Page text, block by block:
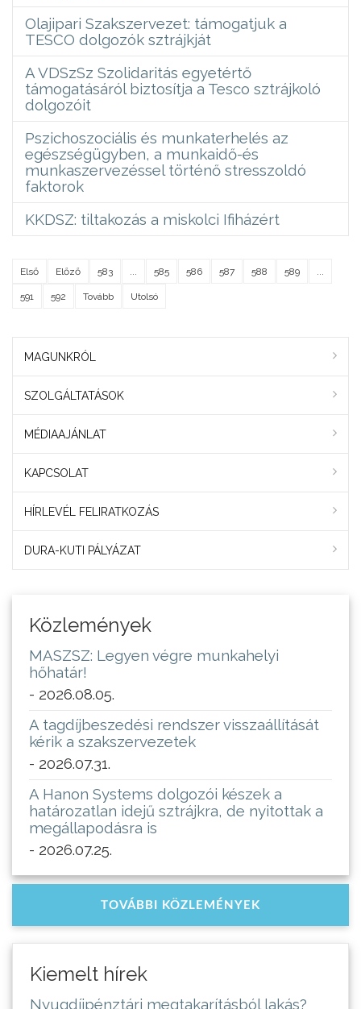
Olajipari Szakszervezet: támogatjuk a
TESCO dolgozók sztrájkját
A VDSzSz Szolidaritás egyetértő
támogatásáról biztosítja a Tesco sztrájkoló
dolgozóit
Pszichoszociális és munkaterhelés az
egészségügyben, a munkaidő-és
munkaszervezéssel történő stresszoldó
faktorok
KKDSZ: tiltakozás a miskolci Ifiházért
Első Előző 583 585 586 587 588 589
591 592 Tovább Utolsó
MAGUNKRÓL
SZOLGÁLTATÁSOK
MÉDIAAJÁNLAT
KAPCSOLAT
HÍRLEVÉL FELIRATKOZÁS
DURA-KUTI PÁLYÁZAT
Közlemények
MASZSZ: Legyen végre munkahelyi
hőhatár!
- 2026.08.05.
A tagdíjbeszedési rendszer visszaállítását
kérik a szakszervezetek
- 2026.07.31.
A Hanon Systems dolgozói készek a
határozatlan idejű sztrájkra, de nyitottak a
megállapodásra is
- 2026.07.25.
TOVÁBBI KÖZLEMÉNYEK
Kiemelt hírek
Nyugdíjpénztári megtakarításból lakás?